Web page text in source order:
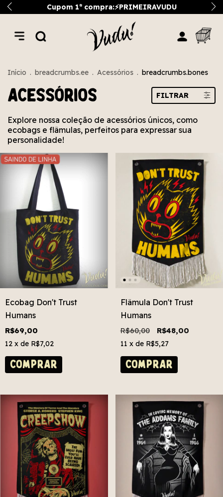
Cupom 1ª compra:⚡PRIMEIRAVUDU
Início . breadcrumbs.ee . Acessórios . breadcrumbs.bones
Acessórios FILTRAR
Explore nossa coleção de acessórios únicos, como
ecobags e flâmulas, perfeitos para expressar sua
personalidade!
Ecobag Don't Trust
Humans
R$69,00
12 x de R$7,02
Flâmula Don't Trust
Humans
R$60,00 R$48,00
11 x de R$5,27
COMPRAR